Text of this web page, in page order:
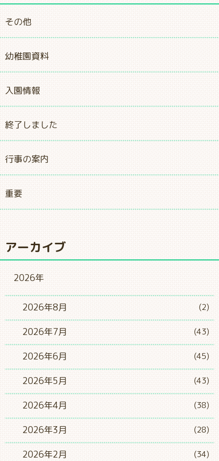
その他
幼稚園資料
入園情報
終了しました
行事の案内
重要
アーカイブ
2026年
2026年8月 (2)
2026年7月 (43)
2026年6月 (45)
2026年5月 (43)
2026年4月 (38)
2026年3月 (28)
2026年2月 (34)